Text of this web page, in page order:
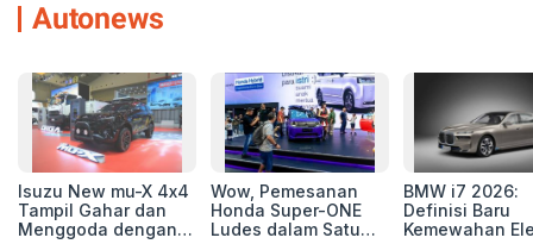
Autonews
Isuzu New mu-X 4x4
Tampil Gahar dan
Menggoda dengan
Wow, Pemesanan
Honda Super-ONE
Ludes dalam Satu
BMW i7 2026:
Definisi Baru
Kemewahan